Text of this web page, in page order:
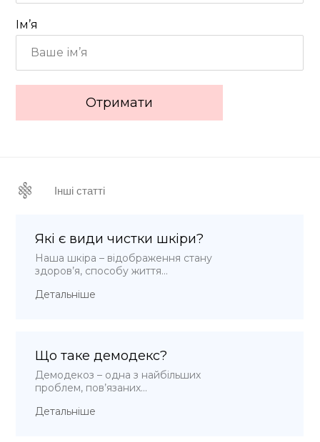
Які є види чистки шкіри?
Детальніше
Ім’я
Отримати
Інші статті
Які є види чистки шкіри?
Детальніше
Що таке демодекс?
Наша шкіра – відображення стану
здоров’я, способу життя...
Демодекоз – одна з найбільших
проблем, пов’язаних...
Детальніше